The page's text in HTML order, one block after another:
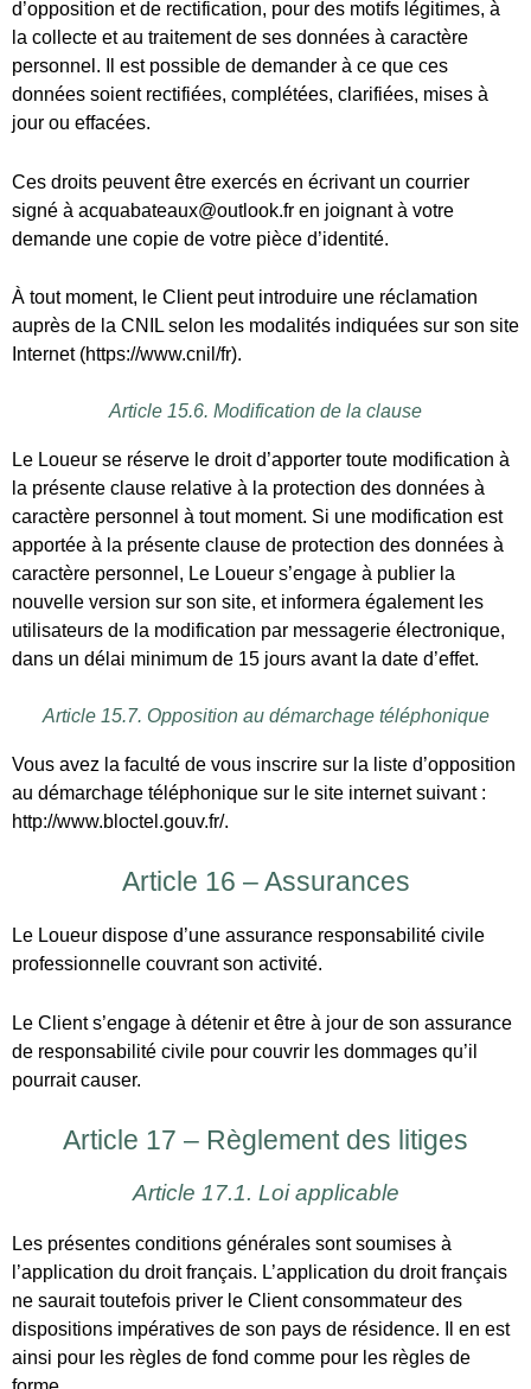
À tout moment, le Client peut introduire une réclamation
auprès de la CNIL selon les modalités indiquées sur son site
Internet (https://www.cnil/fr).
Article 15.6. Modification de la clause
Le Loueur se réserve le droit d’apporter toute modification à
la présente clause relative à la protection des données à
caractère personnel à tout moment. Si une modification est
caractère personnel, Le Loueur s’engage à publier la
nouvelle version sur son site, et informera également les
utilisateurs de la modification par messagerie électronique,
Vous avez la faculté de vous inscrire sur la liste d’opposition
au démarchage téléphonique sur le site internet suivant :
http://www.bloctel.gouv.fr/.
Article 16 – Assurances
Le Loueur dispose d’une assurance responsabilité civile
de responsabilité civile pour couvrir les dommages qu’il
pourrait causer.
Les présentes conditions générales sont soumises à
ne saurait toutefois priver le Client consommateur des
dispositions impératives de son pays de résidence. Il en est
ainsi pour les règles de fond comme pour les règles de
Article 17.2. Médiation
consommation, le Loueur a mis en place un dispositif de
médiation de la consommation. L’entité de médiation
retenue est : SAS CNPM – MÉDIATION –
CONSOMMATION. En cas de litige, le consommateur
pourra déposer sa réclamation sur le site :